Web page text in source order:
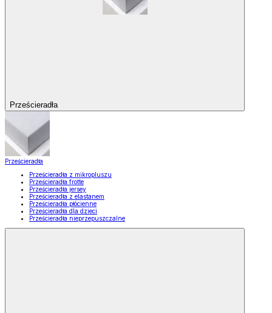
Prześcieradła
Prześcieradła
Prześcieradła z mikropluszu
Prześcieradła frotte
Prześcieradła jersey
Prześcieradła z elastanem
Prześcieradła płócienne
Prześcieradła dla dzieci
Prześcieradła nieprzepuszczalne